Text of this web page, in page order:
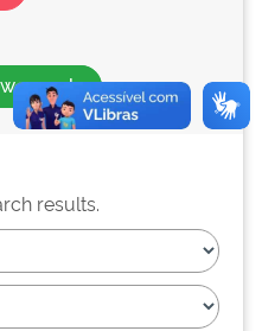
search
results.